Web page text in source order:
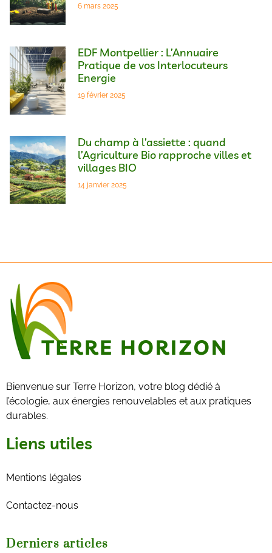
6 mars 2025
EDF Montpellier : L’Annuaire
Pratique de vos Interlocuteurs
Energie
19 février 2025
Du champ à l’assiette : quand
l’Agriculture Bio rapproche villes et
villages BIO
14 janvier 2025
Bienvenue sur Terre Horizon, votre blog dédié à
l’écologie, aux énergies renouvelables et aux pratiques
durables.
Liens utiles
Mentions légales
Contactez-nous
Derniers articles